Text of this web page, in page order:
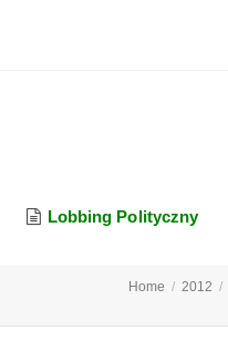
Lobbing Polityczny
Home 2012